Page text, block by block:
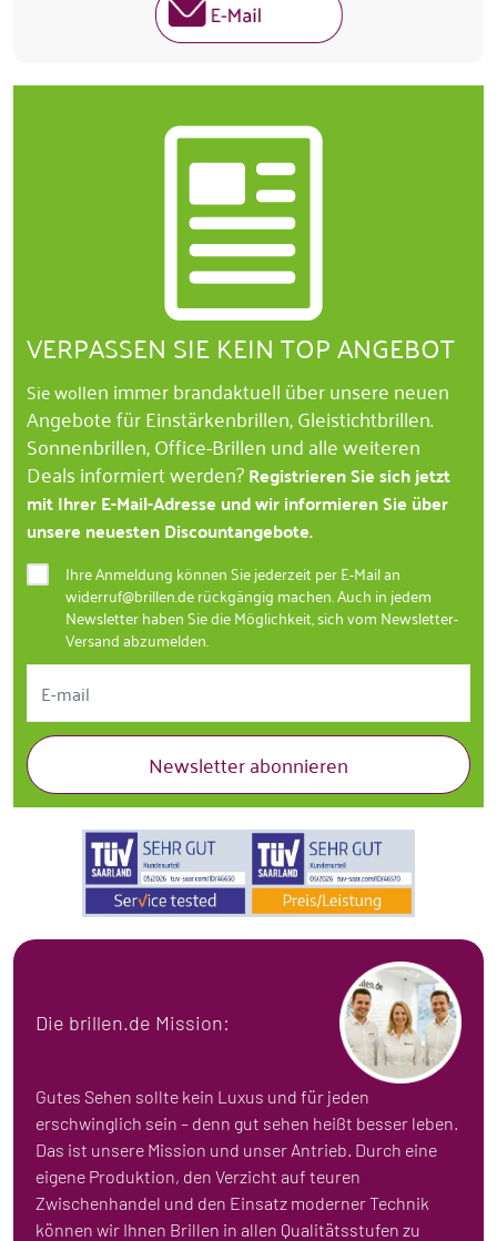
VERPASSEN SIE KEIN TOP ANGEBOT
Sie wollen immer brandaktuell über unsere neuen
Angebote für Einstärkenbrillen, Gleistichtbrillen.
Sonnenbrillen, Office-Brillen und alle weiteren
Deals informiert werden?Registrieren Sie sich jetzt
mit Ihrer E-Mail-Adresse und wir informieren Sie über
unsere neuesten Discountangebote.
Ihre Anmeldung können Sie jederzeit per E-Mail an
widerruf@brillen.de rückgängig machen. Auch in jedem
Newsletter haben Sie die Möglichkeit, sich vom Newsletter-
Versand abzumelden.
Newsletter abonnieren
Die brillen.de Mission:
Gutes Sehen sollte kein Luxus und für jeden
erschwinglich sein – denn gut sehen heißt besser leben.
Das ist unsere Mission und unser Antrieb. Durch eine
eigene Produktion, den Verzicht auf teuren
Zwischenhandel und den Einsatz moderner Technik
können wir Ihnen Brillen in allen Qualitätsstufen zu